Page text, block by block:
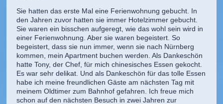
Sie hatten das erste Mal eine Ferienwohnung gebucht. In
den Jahren zuvor hatten sie immer Hotelzimmer gebucht.
Sie waren ein bisschen aufgeregt, wie das wohl sein wird in
einer Ferienwohnung. Aber sie waren begeistert. So
begeistert, dass sie nun immer, wenn sie nach Nürnberg
kommen, mein Apartment buchen werden. Als Dankeschön
hatte Tony, der Chef, für mich chinesisches Essen gekocht.
Es war sehr delikat. Und als Dankeschön für das tolle Essen
habe ich meine freundlichen Gäste am nächsten Tag mit
meinem Oldtimer zum Bahnhof gefahren. Ich freue mich
schon auf den nächsten Besuch in zwei Jahren zur